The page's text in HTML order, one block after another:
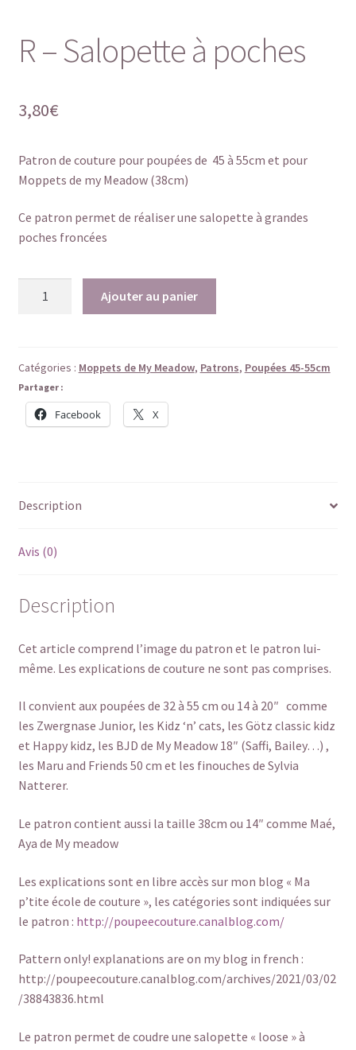
R – Salopette à poches
3,80€
Patron de couture pour poupées de 45 à 55cm et pour
Moppets de my Meadow (38cm)
Ce patron permet de réaliser une salopette à grandes
poches froncées
Salopette
à
poches
Ajouter au panier
Catégories : Moppets de My Meadow, Patrons, Poupées 45-55cm
Partager :
Facebook X
Description
Avis (0)
Description
Cet article comprend l’image du patron et le patron lui-
même. Les explications de couture ne sont pas comprises.
Il convient aux poupées de 32 à 55 cm ou 14 à 20″ comme
les Zwergnase Junior, les Kidz ‘n’ cats, les Götz classic kidz
et Happy kidz, les BJD de My Meadow 18″ (Saffi, Bailey…) ,
les Maru and Friends 50 cm et les finouches de Sylvia
Natterer.
Le patron contient aussi la taille 38cm ou 14″ comme Maé,
Aya de My meadow
Les explications sont en libre accès sur mon blog « Ma
p’tite école de couture », les catégories sont indiquées sur
le patron : http://poupeecouture.canalblog.com/
Pattern only! explanations are on my blog in french :
http://poupeecouture.canalblog.com/archives/2021/03/02
/38843836.html
Le patron permet de coudre une salopette « loose » à